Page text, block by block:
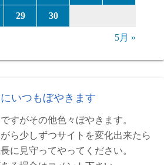
29 30
5月 »
いつもぼやきます
すがその他色々ぼやきます。
ら少しずつサイトを変化出来たら
に見守ってやってください。